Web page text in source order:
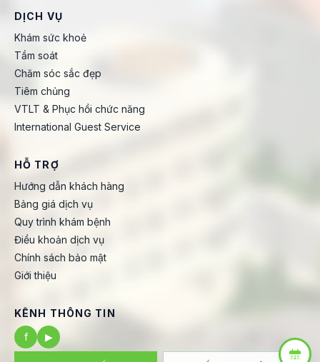
DỊCH VỤ
Khám sức khoẻ
Tầm soát
Chăm sóc sắc đẹp
Tiêm chủng
VTLT & Phục hồi chức năng
International Guest Service
HỖ TRỢ
Hướng dẫn khách hàng
Bảng giá dịch vụ
Quy trình khám bệnh
Điều khoản dịch vụ
Chính sách bảo mật
Giới thiệu
KÊNH THÔNG TIN
f
▶